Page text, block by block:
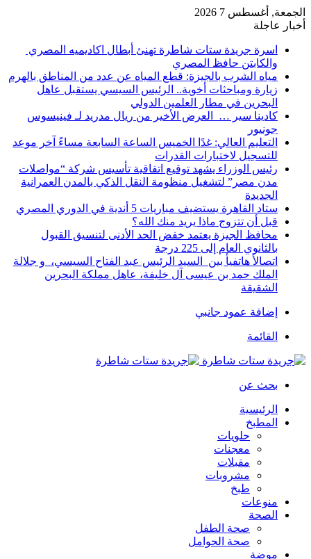
الجمعة, أغسطس 7 2026
أخبار عاجلة
اسرة جريدة ستات شاطرة تهنئ أبطال اكاديميه المصري
والكابتن حافظ المصري
مياه الشرب بالجيزة: قطع المياه عن عدد من المناطق بالهرم
زيارة ومباحثات أخوية.. الرئيس السيسي يستقبل عاهل
البحرين في مطار العلمين الدولي
كادينا سير … العرض الأخير من ريال مدريد لـ فينيسوس
جونيور
التعليم العالي: غدًا الخميس الساعة السابعة مساءً آخر موعد
للتسجيل لاختبارات القدرات
رئيس الوزراء يشهد توقيع اتفاقية تأسيس شركة “مواصلات
مدن مصر” لتشغيل منظومة النقل الذكي بالمدن العمرانية
الجديدة
ستاد القاهرة يستضيف مباريات 5 أندية في الدوري المصري
قبل أن تتزوج ماذا يريد منك الله؟
محافظ الجيزة يعتمد خفض الحد الأدنى لتنسيق القبول
بالثانوي العام إلى 225 درجة
اتصالأ هاتفيأ بين السيد الرئيس عبد الفتاح السيسي، و جلالة
الملك حمد بن عيسى آل خليفة، عاهل مملكة البحرين
الشقيقة
إضافة عمود جانبي
القائمة
بحث عن
الرئيسية
المطبخ
حلويات
معجنات
مقبلات
مشروبات
طبخ
منوعات
الصحة
صحة الطفل
صحة الحوامل
موضة